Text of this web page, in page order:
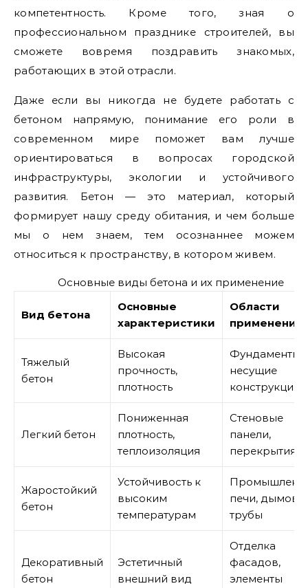
компетентность. Кроме того, зная о
профессиональном празднике строителей, вы
сможете вовремя поздравить знакомых,
работающих в этой отрасли.
Даже если вы никогда не будете работать с
бетоном напрямую, понимание его роли в
современном мире поможет вам лучше
ориентироваться в вопросах городской
инфраструктуры, экологии и устойчивого
развития. Бетон — это материал, который
формирует нашу среду обитания, и чем больше
мы о нем знаем, тем осознаннее можем
относиться к пространству, в котором живем.
Основные виды бетона и их применение
Вид бетона
Основные
характеристики
Области
применения
Тяжелый
бетон
Высокая
прочность,
плотность
Фундаменты,
несущие
конструкции
Легкий бетон
Пониженная
плотность,
теплоизоляция
Стеновые
панели,
перекрытия
Жаростойкий
бетон
Устойчивость к
высоким
температурам
печи,
трубы
Декоративный
бетон
Эстетичный
внешний вид
Отделка
фасадов,
элементы